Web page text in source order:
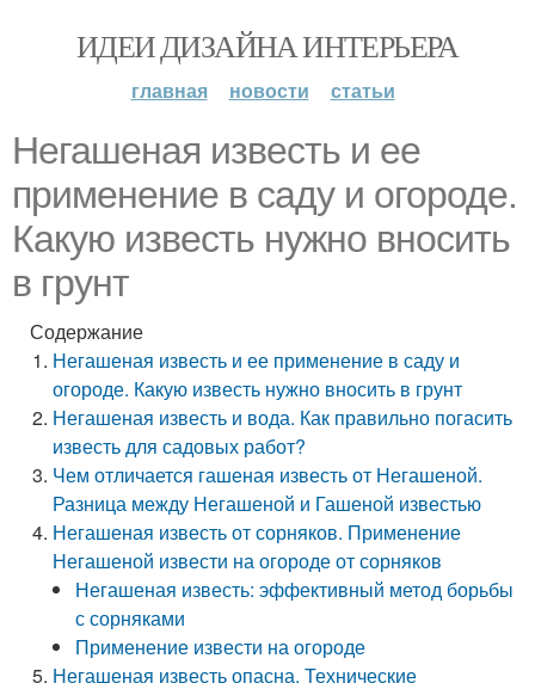
ИДЕИ ДИЗАЙНА ИНТЕРЬЕРА
главная новости статьи
Негашеная известь и ее
применение в саду и огороде.
Какую известь нужно вносить
в грунт
Содержание
Негашеная известь и ее применение в саду и
огороде. Какую известь нужно вносить в грунт
Негашеная известь и вода. Как правильно погасить
известь для садовых работ?
Чем отличается гашеная известь от Негашеной.
Разница между Негашеной и Гашеной известью
Негашеная известь от сорняков. Применение
Негашеной извести на огороде от сорняков
Негашеная известь: эффективный метод борьбы
с сорняками
Применение извести на огороде
Негашеная известь опасна. Технические